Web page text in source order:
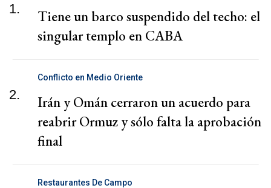
1.
Tiene un barco suspendido del techo: el
singular templo en CABA
2.
Conflicto en Medio Oriente
Irán y Omán cerraron un acuerdo para
reabrir Ormuz y sólo falta la aprobación
final
Restaurantes De Campo